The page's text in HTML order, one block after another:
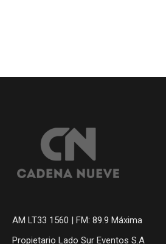
AM LT33 1560 | FM: 89.9 Máxima
Propietario Lado Sur Eventos S.A